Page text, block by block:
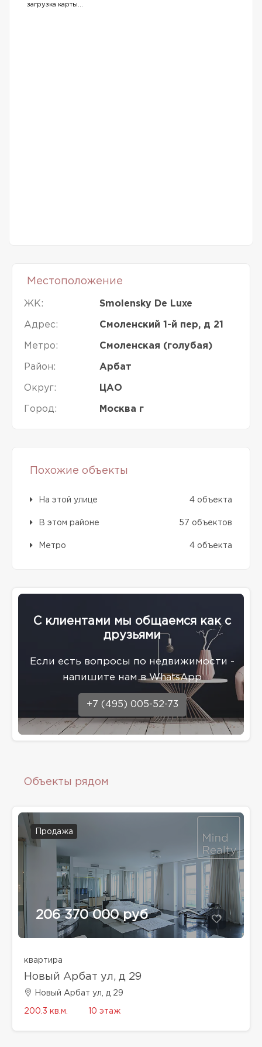
загрузка карты...
Местоположение
ЖК: Smolensky De Luxe
Адрес: Смоленский 1-й пер, д 21
Метро: Смоленская (голубая)
Район: Арбат
Округ: ЦАО
Город: Москва г
Похожие объекты
На этой улице 4 объекта
В этом районе 57 объектов
Метро 4 объекта
С клиентами мы общаемся как с
друзьями
Eсли есть вопросы по недвижимости -
напишите нам в WhatsApp
+7 (495) 005-52-73
Объекты рядом
Продажа
206 370 000 руб
квартира
Новый Арбат ул, д 29
Новый Арбат ул, д 29
200.3 кв.м. 10 этаж